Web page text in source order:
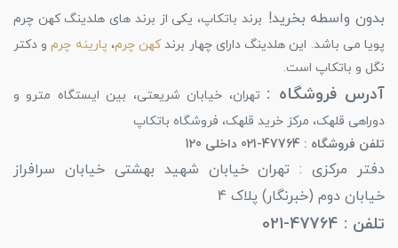
بدون واسطه بخرید! برند باتکاپ، یکی از برند های هلدینگ کهن چرم
پویا می باشد. این هلدینگ دارای چهار برندکهن چرم، پارینه چرمو دکتر
نگل و باتکاپ است.
آدرس فروشگاه : تهران، خیابان شریعتی، بین ایستگاه مترو و
دوراهی قلهک، مرکز خرید قلهک، فروشگاه باتکاپ
تلفن فروشگاه : 47764-021 داخلی 120
دفتر مرکزی : تهران خیابان شهید بهشتی خیابان سرافراز
خیابان دوم (خبرنگار) پلاک 4
تلفن : 47764-021